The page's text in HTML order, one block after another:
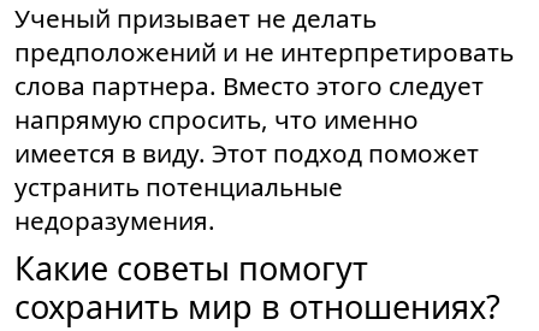
Ученый призывает не делать
предположений и не интерпретировать
слова партнера. Вместо этого следует
напрямую спросить, что именно
имеется в виду. Этот подход поможет
устранить потенциальные
недоразумения.
Какие советы помогут
сохранить мир в отношениях?